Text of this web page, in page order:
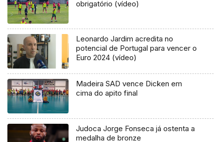
obrigatório (vídeo)
Leonardo Jardim acredita no
potencial de Portugal para vencer o
Euro 2024 (vídeo)
Madeira SAD vence Dicken em
cima do apito final
Judoca Jorge Fonseca já ostenta a
medalha de bronze